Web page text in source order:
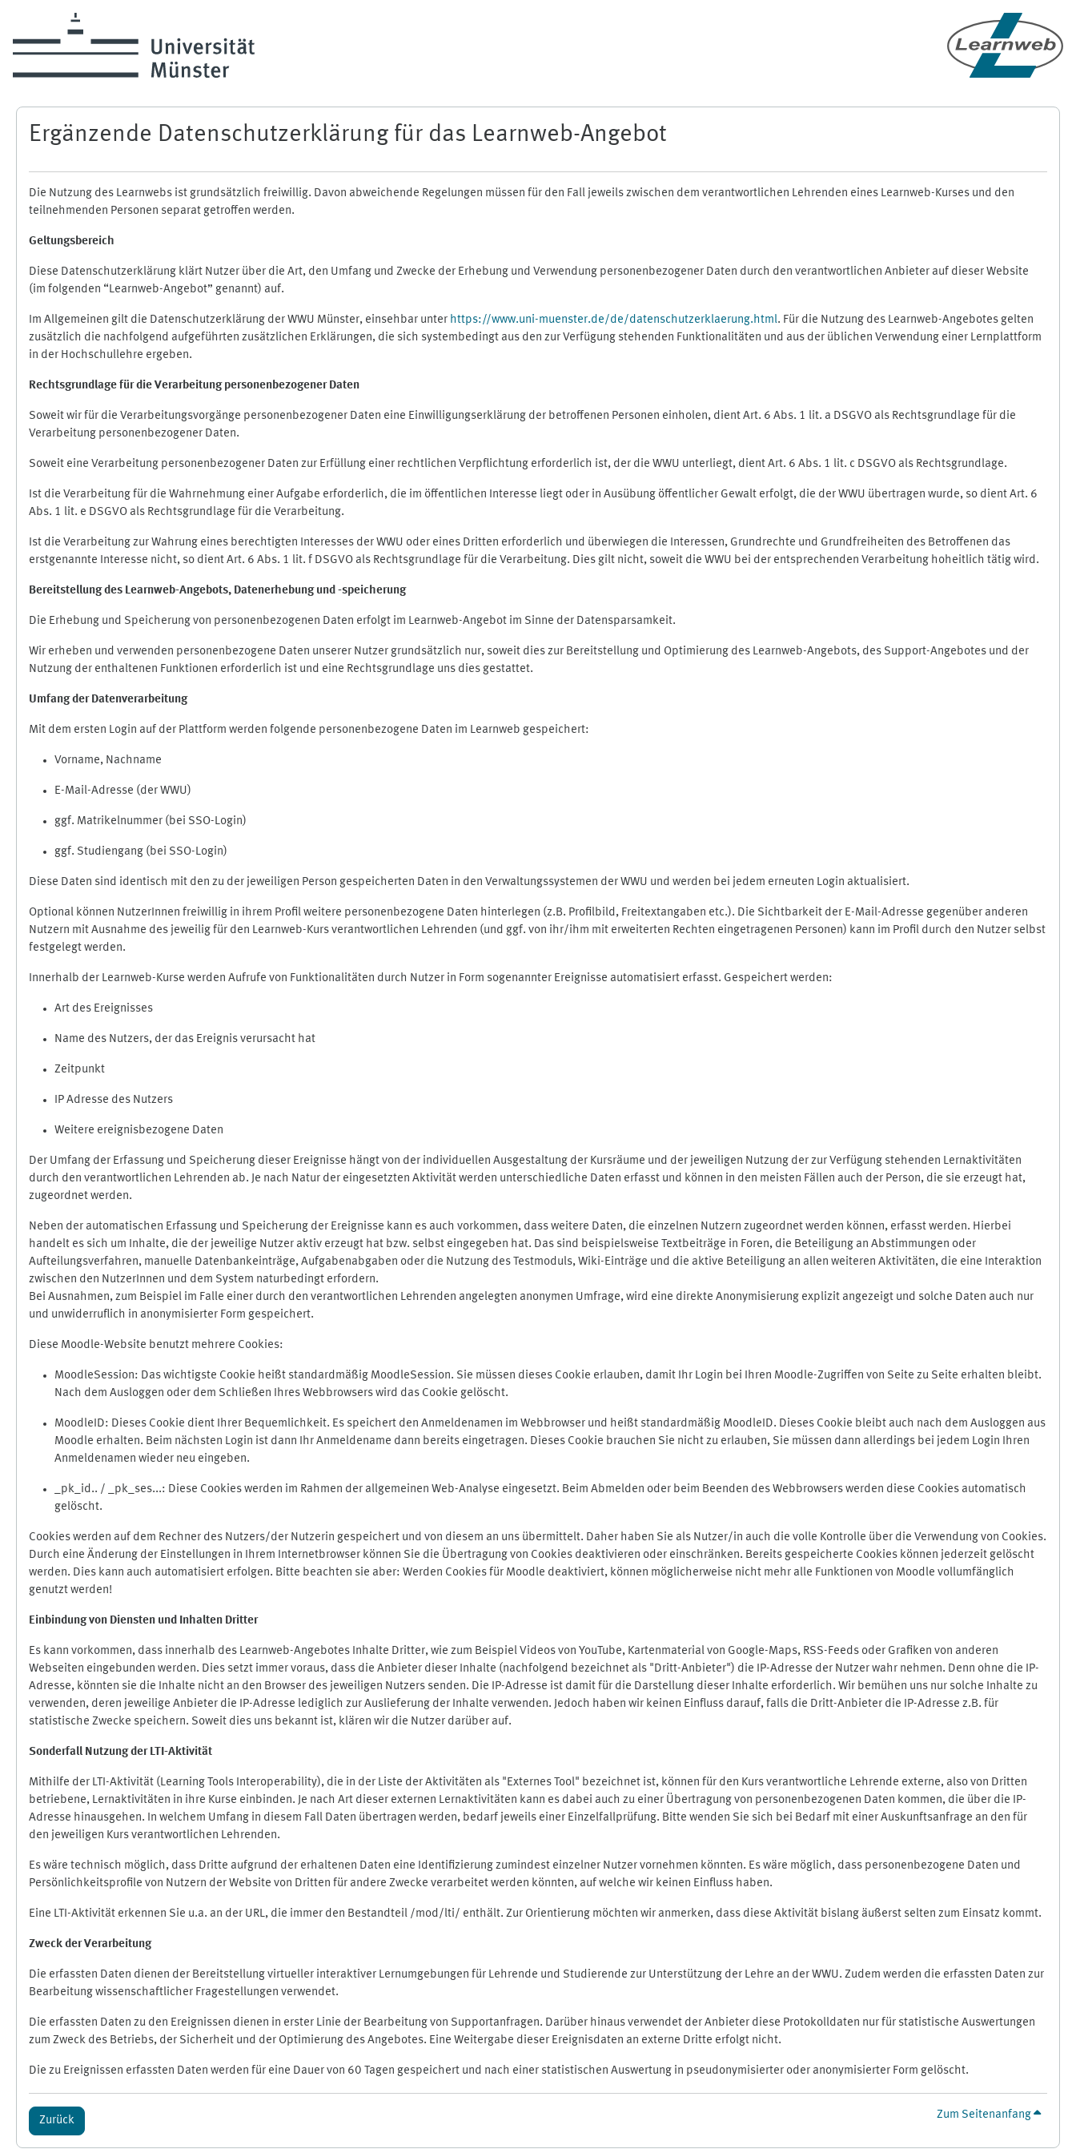
Ergänzende Datenschutzerklärung für das Learnweb-Angebot
Die Nutzung des Learnwebs ist grundsätzlich freiwillig. Davon abweichende Regelungen müssen für den Fall jeweils zwischen dem verantwortlichen Lehrenden eines Learnweb-Kurses und den
teilnehmenden Personen separat getroffen werden.
Geltungsbereich
Diese Datenschutzerklärung klärt Nutzer über die Art, den Umfang und Zwecke der Erhebung und Verwendung personenbezogener Daten durch den verantwortlichen Anbieter auf dieser Website
(im folgenden “Learnweb-Angebot” genannt) auf.
Im Allgemeinen gilt die Datenschutzerklärung der WWU Münster, einsehbar unter https://www.uni-muenster.de/de/datenschutzerklaerung.html. Für die Nutzung des Learnweb-Angebotes gelten
zusätzlich die nachfolgend aufgeführten zusätzlichen Erklärungen, die sich systembedingt aus den zur Verfügung stehenden Funktionalitäten und aus der üblichen Verwendung einer Lernplattform
in der Hochschullehre ergeben.
Rechtsgrundlage für die Verarbeitung personenbezogener Daten
Soweit wir für die Verarbeitungsvorgänge personenbezogener Daten eine Einwilligungserklärung der betroffenen Personen einholen, dient Art. 6 Abs. 1 lit. a DSGVO als Rechtsgrundlage für die
Verarbeitung personenbezogener Daten.
Soweit eine Verarbeitung personenbezogener Daten zur Erfüllung einer rechtlichen Verpflichtung erforderlich ist, der die WWU unterliegt, dient Art. 6 Abs. 1 lit. c DSGVO als Rechtsgrundlage.
Ist die Verarbeitung für die Wahrnehmung einer Aufgabe erforderlich, die im öffentlichen Interesse liegt oder in Ausübung öffentlicher Gewalt erfolgt, die der WWU übertragen wurde, so dient Art. 6
Abs. 1 lit. e DSGVO als Rechtsgrundlage für die Verarbeitung.
Ist die Verarbeitung zur Wahrung eines berechtigten Interesses der WWU oder eines Dritten erforderlich und überwiegen die Interessen, Grundrechte und Grundfreiheiten des Betroffenen das
erstgenannte Interesse nicht, so dient Art. 6 Abs. 1 lit. f DSGVO als Rechtsgrundlage für die Verarbeitung. Dies gilt nicht, soweit die WWU bei der entsprechenden Verarbeitung hoheitlich tätig wird.
Bereitstellung des Learnweb-Angebots, Datenerhebung und -speicherung
Die Erhebung und Speicherung von personenbezogenen Daten erfolgt im Learnweb-Angebot im Sinne der Datensparsamkeit.
Wir erheben und verwenden personenbezogene Daten unserer Nutzer grundsätzlich nur, soweit dies zur Bereitstellung und Optimierung des Learnweb-Angebots, des Support-Angebotes und der
Nutzung der enthaltenen Funktionen erforderlich ist und eine Rechtsgrundlage uns dies gestattet.
Umfang der Datenverarbeitung
Mit dem ersten Login auf der Plattform werden folgende personenbezogene Daten im Learnweb gespeichert:
Vorname, Nachname
E-Mail-Adresse (der WWU)
ggf. Matrikelnummer (bei SSO-Login)
ggf. Studiengang (bei SSO-Login)
Diese Daten sind identisch mit den zu der jeweiligen Person gespeicherten Daten in den Verwaltungssystemen der WWU und werden bei jedem erneuten Login aktualisiert.
Optional können NutzerInnen freiwillig in ihrem Profil weitere personenbezogene Daten hinterlegen (z.B. Profilbild, Freitextangaben etc.). Die Sichtbarkeit der E-Mail-Adresse gegenüber anderen
Nutzern mit Ausnahme des jeweilig für den Learnweb-Kurs verantwortlichen Lehrenden (und ggf. von ihr/ihm mit erweiterten Rechten eingetragenen Personen) kann im Profil durch den Nutzer selbst
festgelegt werden.
Innerhalb der Learnweb-Kurse werden Aufrufe von Funktionalitäten durch Nutzer in Form sogenannter Ereignisse automatisiert erfasst. Gespeichert werden:
Art des Ereignisses
Name des Nutzers, der das Ereignis verursacht hat
Zeitpunkt
IP Adresse des Nutzers
Weitere ereignisbezogene Daten
Der Umfang der Erfassung und Speicherung dieser Ereignisse hängt von der individuellen Ausgestaltung der Kursräume und der jeweiligen Nutzung der zur Verfügung stehenden Lernaktivitäten
durch den verantwortlichen Lehrenden ab. Je nach Natur der eingesetzten Aktivität werden unterschiedliche Daten erfasst und können in den meisten Fällen auch der Person, die sie erzeugt hat,
zugeordnet werden.
Neben der automatischen Erfassung und Speicherung der Ereignisse kann es auch vorkommen, dass weitere Daten, die einzelnen Nutzern zugeordnet werden können, erfasst werden. Hierbei
handelt es sich um Inhalte, die der jeweilige Nutzer aktiv erzeugt hat bzw. selbst eingegeben hat. Das sind beispielsweise Textbeiträge in Foren, die Beteiligung an Abstimmungen oder
Aufteilungsverfahren, manuelle Datenbankeinträge, Aufgabenabgaben oder die Nutzung des Testmoduls, Wiki-Einträge und die aktive Beteiligung an allen weiteren Aktivitäten, die eine Interaktion
zwischen den NutzerInnen und dem System naturbedingt erfordern.
Bei Ausnahmen, zum Beispiel im Falle einer durch den verantwortlichen Lehrenden angelegten anonymen Umfrage, wird eine direkte Anonymisierung explizit angezeigt und solche Daten auch nur
und unwiderruflich in anonymisierter Form gespeichert.
Diese Moodle-Website benutzt mehrere Cookies:
MoodleSession: Das wichtigste Cookie heißt standardmäßig MoodleSession. Sie müssen dieses Cookie erlauben, damit Ihr Login bei Ihren Moodle-Zugriffen von Seite zu Seite erhalten bleibt.
Nach dem Ausloggen oder dem Schließen Ihres Webbrowsers wird das Cookie gelöscht.
MoodleID: Dieses Cookie dient Ihrer Bequemlichkeit. Es speichert den Anmeldenamen im Webbrowser und heißt standardmäßig MoodleID. Dieses Cookie bleibt auch nach dem Ausloggen aus
Moodle erhalten. Beim nächsten Login ist dann Ihr Anmeldename dann bereits eingetragen. Dieses Cookie brauchen Sie nicht zu erlauben, Sie müssen dann allerdings bei jedem Login Ihren
Anmeldenamen wieder neu eingeben.
_pk_id.. / _pk_ses...: Diese Cookies werden im Rahmen der allgemeinen Web-Analyse eingesetzt. Beim Abmelden oder beim Beenden des Webbrowsers werden diese Cookies automatisch
gelöscht.
Cookies werden auf dem Rechner des Nutzers/der Nutzerin gespeichert und von diesem an uns übermittelt. Daher haben Sie als Nutzer/in auch die volle Kontrolle über die Verwendung von Cookies.
Durch eine Änderung der Einstellungen in Ihrem Internetbrowser können Sie die Übertragung von Cookies deaktivieren oder einschränken. Bereits gespeicherte Cookies können jederzeit gelöscht
werden. Dies kann auch automatisiert erfolgen. Bitte beachten sie aber: Werden Cookies für Moodle deaktiviert, können möglicherweise nicht mehr alle Funktionen von Moodle vollumfänglich
genutzt werden!
Einbindung von Diensten und Inhalten Dritter
Es kann vorkommen, dass innerhalb des Learnweb-Angebotes Inhalte Dritter, wie zum Beispiel Videos von YouTube, Kartenmaterial von Google-Maps, RSS-Feeds oder Grafiken von anderen
Webseiten eingebunden werden. Dies setzt immer voraus, dass die Anbieter dieser Inhalte (nachfolgend bezeichnet als "Dritt-Anbieter") die IP-Adresse der Nutzer wahr nehmen. Denn ohne die IP-
Adresse, könnten sie die Inhalte nicht an den Browser des jeweiligen Nutzers senden. Die IP-Adresse ist damit für die Darstellung dieser Inhalte erforderlich. Wir bemühen uns nur solche Inhalte zu
verwenden, deren jeweilige Anbieter die IP-Adresse lediglich zur Auslieferung der Inhalte verwenden. Jedoch haben wir keinen Einfluss darauf, falls die Dritt-Anbieter die IP-Adresse z.B. für
statistische Zwecke speichern. Soweit dies uns bekannt ist, klären wir die Nutzer darüber auf.
Sonderfall Nutzung der LTI-Aktivität
Mithilfe der LTI-Aktivität (Learning Tools Interoperability), die in der Liste der Aktivitäten als "Externes Tool" bezeichnet ist, können für den Kurs verantwortliche Lehrende externe, also von Dritten
betriebene, Lernaktivitäten in ihre Kurse einbinden. Je nach Art dieser externen Lernaktivitäten kann es dabei auch zu einer Übertragung von personenbezogenen Daten kommen, die über die IP-
Adresse hinausgehen. In welchem Umfang in diesem Fall Daten übertragen werden, bedarf jeweils einer Einzelfallprüfung. Bitte wenden Sie sich bei Bedarf mit einer Auskunftsanfrage an den für
den jeweiligen Kurs verantwortlichen Lehrenden.
Es wäre technisch möglich, dass Dritte aufgrund der erhaltenen Daten eine Identifizierung zumindest einzelner Nutzer vornehmen könnten. Es wäre möglich, dass personenbezogene Daten und
Persönlichkeitsprofile von Nutzern der Website von Dritten für andere Zwecke verarbeitet werden könnten, auf welche wir keinen Einfluss haben.
Eine LTI-Aktivität erkennen Sie u.a. an der URL, die immer den Bestandteil /mod/lti/ enthält. Zur Orientierung möchten wir anmerken, dass diese Aktivität bislang äußerst selten zum Einsatz kommt.
Zweck der Verarbeitung
Die erfassten Daten dienen der Bereitstellung virtueller interaktiver Lernumgebungen für Lehrende und Studierende zur Unterstützung der Lehre an der WWU. Zudem werden die erfassten Daten zur
Bearbeitung wissenschaftlicher Fragestellungen verwendet.
Die erfassten Daten zu den Ereignissen dienen in erster Linie der Bearbeitung von Supportanfragen. Darüber hinaus verwendet der Anbieter diese Protokolldaten nur für statistische Auswertungen
zum Zweck des Betriebs, der Sicherheit und der Optimierung des Angebotes. Eine Weitergabe dieser Ereignisdaten an externe Dritte erfolgt nicht.
Die zu Ereignissen erfassten Daten werden für eine Dauer von 60 Tagen gespeichert und nach einer statistischen Auswertung in pseudonymisierter oder anonymisierter Form gelöscht.
Zurück Zum Seitenanfang